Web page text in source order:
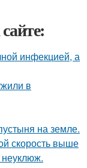
инфекцией, а
в
на земле.
скорость выше
неуклюж.